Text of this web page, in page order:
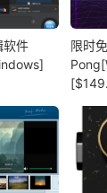
软件
限时